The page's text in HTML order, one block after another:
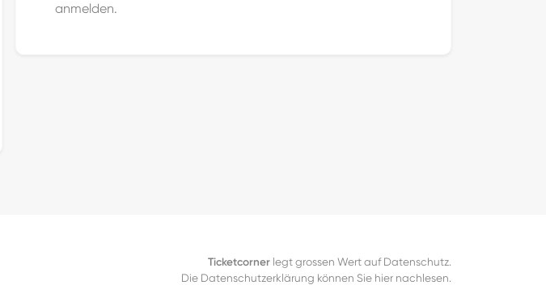
anmelden.
Ticketcorner legt grossen Wert auf Datenschutz.
Die Datenschutzerklärung können Sie hier nachlesen.